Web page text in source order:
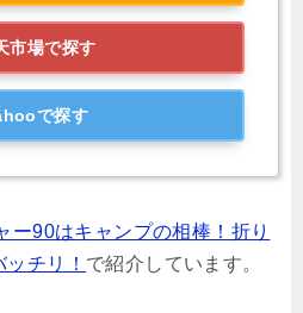
市場で探す
で探す
ー90はキャンプの相棒！折り
チリ！ で紹介しています。